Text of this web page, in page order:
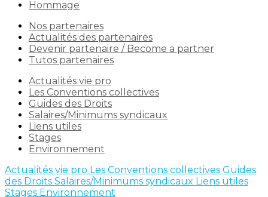
Hommage
Nos partenaires
Actualités des partenaires
Devenir partenaire / Become a partner
Tutos partenaires
Actualités vie pro
Les Conventions collectives
Guides des Droits
Salaires/Minimums syndicaux
Liens utiles
Stages
Environnement
Actualités vie pro Les Conventions collectives Guides
des Droits Salaires/Minimums syndicaux Liens utiles
Stages Environnement